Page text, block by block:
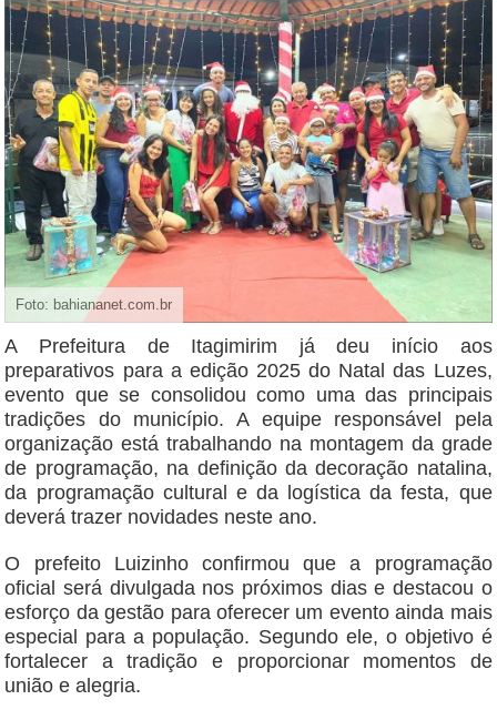
Foto: bahiananet.com.br
A Prefeitura de Itagimirim já deu início aos
preparativos para a edição 2025 do Natal das Luzes,
evento que se consolidou como uma das principais
tradições do município. A equipe responsável pela
organização está trabalhando na montagem da grade
de programação, na definição da decoração natalina,
da programação cultural e da logística da festa, que
deverá trazer novidades neste ano.
O prefeito Luizinho confirmou que a programação
oficial será divulgada nos próximos dias e destacou o
esforço da gestão para oferecer um evento ainda mais
especial para a população. Segundo ele, o objetivo é
fortalecer a tradição e proporcionar momentos de
união e alegria.